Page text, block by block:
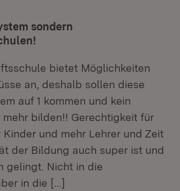
sondern
bietet Möglichkeiten
an, deshalb sollen diese
auf 1 kommen und kein
mehr bilden!! Gerechtigkeit für
und mehr Lehrer und Zeit
der Bildung auch super ist und
gelingt. Nicht in die
in die […]